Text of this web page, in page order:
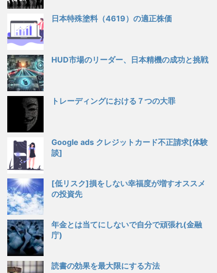
日本特殊塗料（4619）の適正株価
HUD市場のリーダー、日本精機の成功と挑戦
トレーディングにおける７つの大罪
Google ads クレジットカード不正請求[体験
談]
[低リスク]損をしない幸福度が増すオススメ
の投資先
年金とは当てにしないで自分で頑張れ(金融
庁)
読書の効果を最大限にする方法